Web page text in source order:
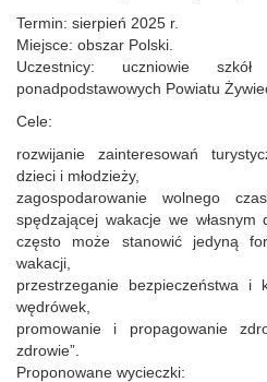
Termin: sierpień 2025 r.
Miejsce: obszar Polski.
Uczestnicy: uczniowie
ponadpodstawowych Powiatu
Cele:
rozwijanie zainteresowań
dzieci i młodzieży,
zagospodarowanie wolnego
spędzającej wakacje we
często może stanowić jedyną
wakacji,
przestrzeganie bezpieczeństwa i
wędrówek,
promowanie i propagowanie
zdrowie”.
Proponowane wycieczki: